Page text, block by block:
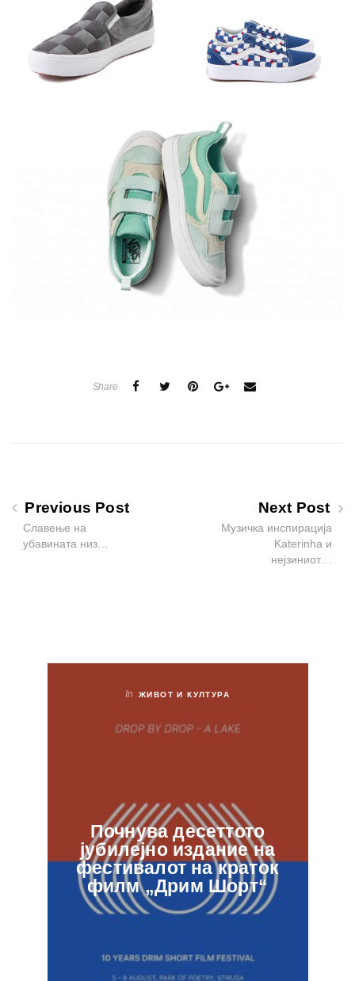
Share
Previous Post
Славење на
убавината низ…
Next Post
Музичка инспирација
Katerinha и
нејзиниот…
In ЖИВОТ И КУЛТУРА
Почнува десеттото
јубилејно издание на
фестивалот на краток
филм „Дрим Шорт“